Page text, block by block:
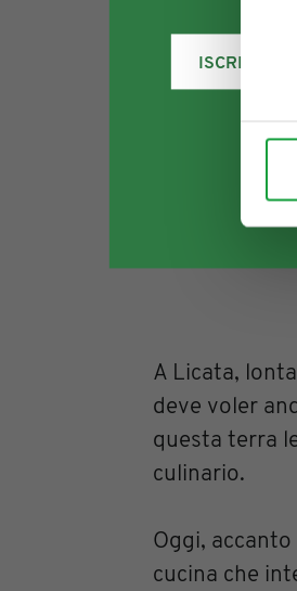
Selection
A Licata,
deve voler
questa terra
culinario.
Oggi,
cucina che
ISCRIVITI